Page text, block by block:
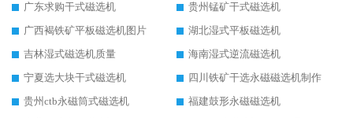
广东求购干式磁选机
贵州锰矿干式磁选机
广西褐铁矿平板磁选机图片
湖北湿式平板磁选机
吉林湿式磁选机质量
海南湿式逆流磁选机
宁夏选大块干式磁选机
四川铁矿干选永磁磁选机制作
贵州ctb永磁筒式磁选机
福建鼓形永磁磁选机